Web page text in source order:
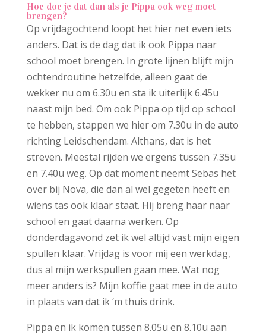
Hoe doe je dat dan als je Pippa ook weg moet
brengen?
Op vrijdagochtend loopt het hier net even iets
anders. Dat is de dag dat ik ook Pippa naar
school moet brengen. In grote lijnen blijft mijn
ochtendroutine hetzelfde, alleen gaat de
wekker nu om 6.30u en sta ik uiterlijk 6.45u
naast mijn bed. Om ook Pippa op tijd op school
te hebben, stappen we hier om 7.30u in de auto
richting Leidschendam. Althans, dat is het
streven. Meestal rijden we ergens tussen 7.35u
en 7.40u weg. Op dat moment neemt Sebas het
over bij Nova, die dan al wel gegeten heeft en
wiens tas ook klaar staat. Hij breng haar naar
school en gaat daarna werken. Op
donderdagavond zet ik wel altijd vast mijn eigen
spullen klaar. Vrijdag is voor mij een werkdag,
dus al mijn werkspullen gaan mee. Wat nog
meer anders is? Mijn koffie gaat mee in de auto
in plaats van dat ik ‘m thuis drink.
Pippa en ik komen tussen 8.05u en 8.10u aan